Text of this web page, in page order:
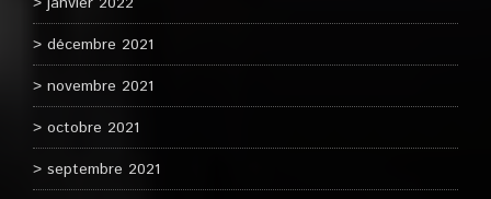
décembre 2021
novembre 2021
octobre 2021
septembre 2021